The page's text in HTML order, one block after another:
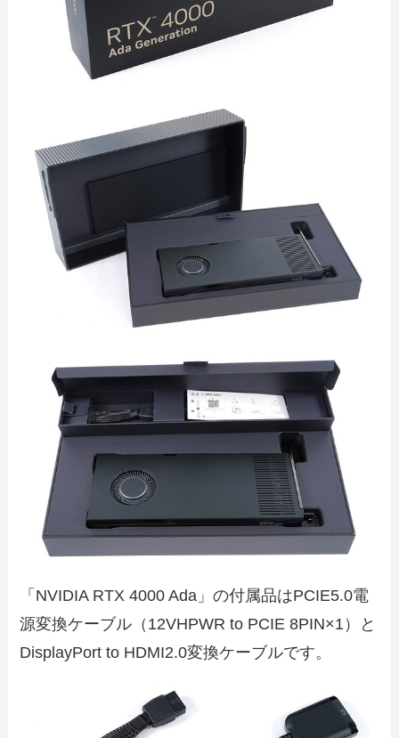
「NVIDIA RTX 4000 Ada」の付属品はPCIE5.0電
源変換ケーブル（12VHPWR to PCIE 8PIN×1）と
DisplayPort to HDMI2.0変換ケーブルです。